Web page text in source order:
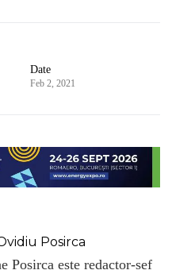
Date
Feb 2, 2021
Posirca
Posirca este redactor-sef